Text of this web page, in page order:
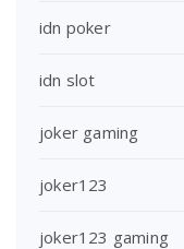
idn poker
idn slot
joker gaming
joker123
joker123 gaming